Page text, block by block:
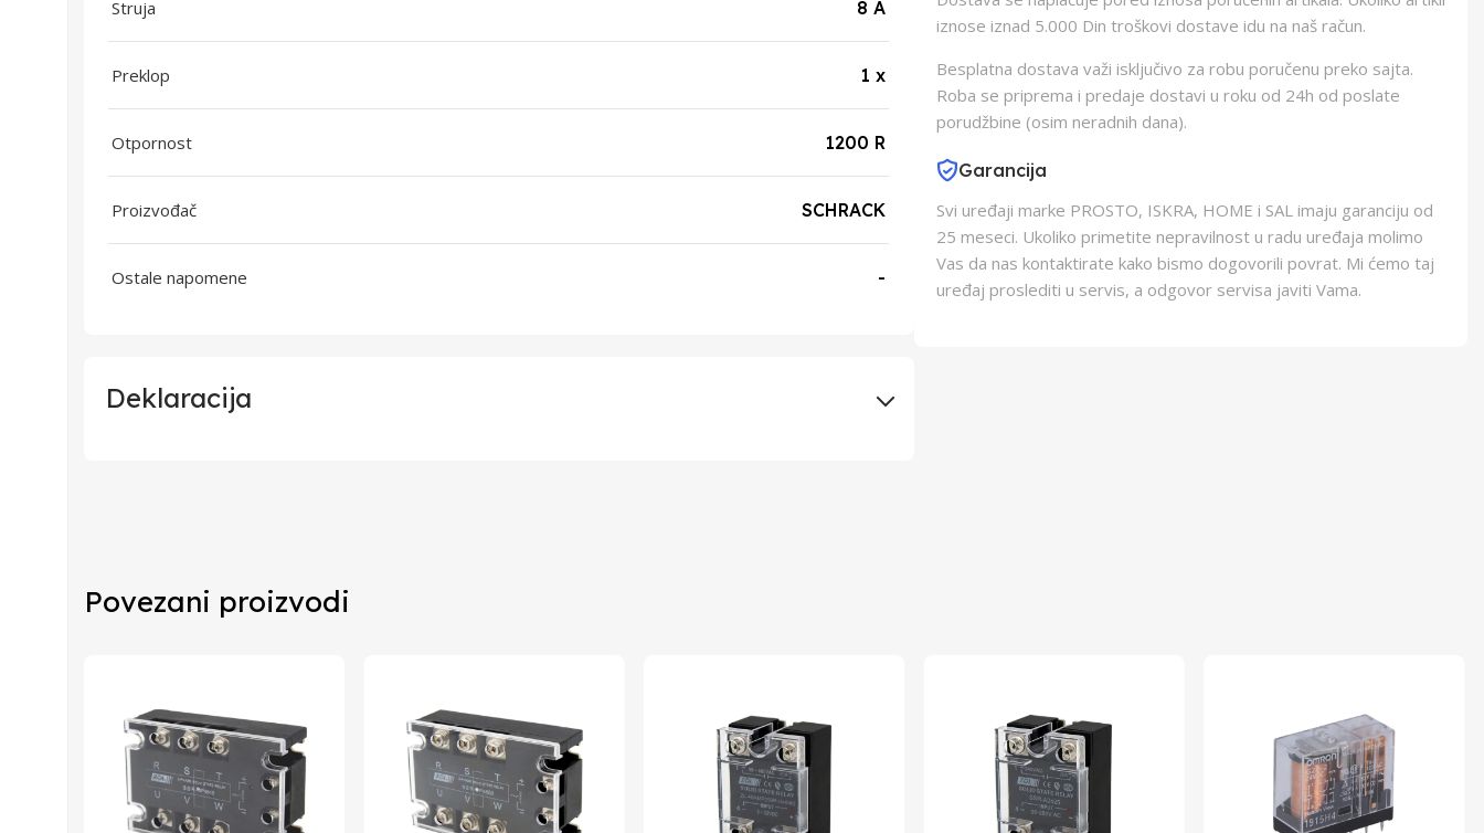
Struja 8 A
Preklop 1 x
Otpornost 1200 R
Proizvođač SCHRACK
Ostale napomene -
Deklaracija
Zemlja Porekla
iznose iznad 5.000 Din troškovi dostave idu na naš račun.
Besplatna dostava važi isključivo za robu poručenu preko sajta.
Roba se priprema i predaje dostavi u roku od 24h od poslate
porudžbine (osim neradnih dana).
Garancija
Svi uređaji marke PROSTO, ISKRA, HOME i SAL imaju garanciju od
25 meseci. Ukoliko primetite nepravilnost u radu uređaja molimo
Vas da nas kontaktirate kako bismo dogovorili povrat. Mi ćemo taj
uređaj proslediti u servis, a odgovor servisa javiti Vama.
Povezani proizvodi